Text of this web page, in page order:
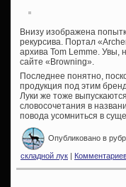
Внизу изображена
рекурсива. Портал
архива Tom Lemme. Увы,
сайте «Browning».
Последнее понятно,
продукция под этим
Луки же тоже
словосочетания в
повода усомниться в
Опубликовано в
складной лук